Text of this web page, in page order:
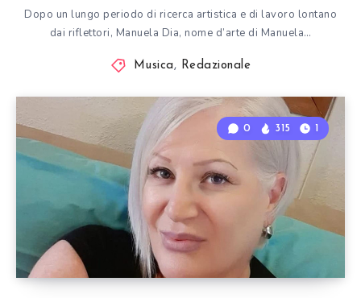
Dopo un lungo periodo di ricerca artistica e di lavoro lontano
dai riflettori, Manuela Dia, nome d’arte di Manuela…
Musica, Redazionale
0 315 1